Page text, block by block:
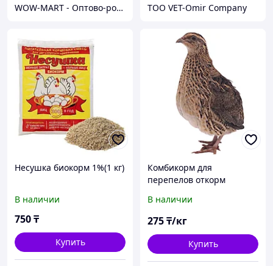
WOW-MART - Оптово-розничный Склад - товары на заказ до двери TOO VET-Omir Company
Несушка биокорм 1%(1 кг)
В наличии
750₸
Купить
Комбикорм для
перепелов откорм
В наличии
275₸/кг
Купить